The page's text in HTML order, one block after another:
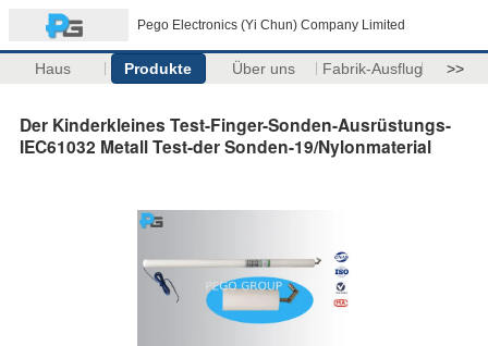
Pego Electronics (Yi Chun) Company Limited
Haus Produkte Über uns Fabrik-Ausflug >>
Der Kinderkleines Test-Finger-Sonden-Ausrüstungs-
IEC61032 Metall Test-der Sonden-19/Nylonmaterial